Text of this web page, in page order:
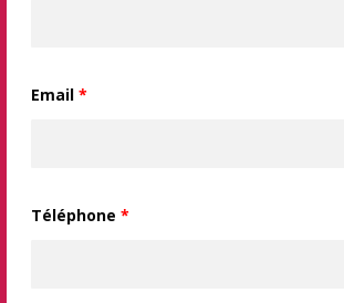
Email *
Téléphone *